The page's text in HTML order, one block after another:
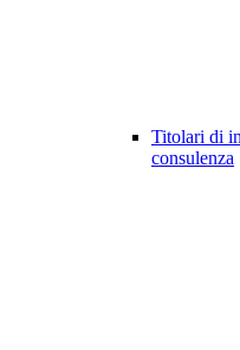
Titolari di
consulenza